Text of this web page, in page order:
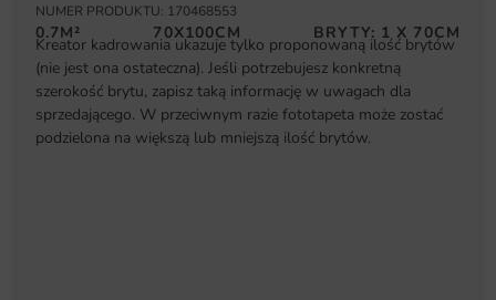
NUMER PRODUKTU: 170468553
0.7M² 70X100CM BRYTY: 1 X 70CM
Kreator kadrowania ukazuje tylko proponowaną ilość brytów
(nie jest ona ostateczna). Jeśli potrzebujesz konkretną
szerokość brytu, zapisz taką informację w uwagach dla
sprzedającego. W przeciwnym razie fototapeta może zostać
podzielona na większą lub mniejszą ilość brytów.